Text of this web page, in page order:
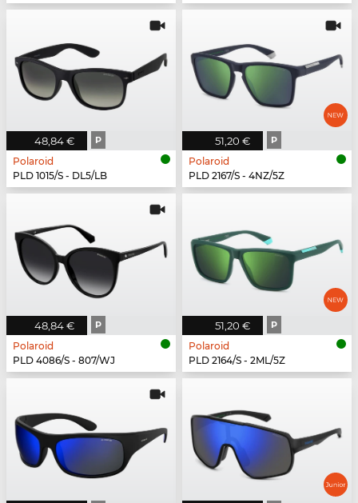
48,84 € P
Polaroid
PLD 1015/S - DL5/LB
51,20 € P
Polaroid
PLD 2167/S - 4NZ/5Z
48,84 € P
Polaroid
PLD 4086/S - 807/WJ
51,20 € P
Polaroid
PLD 2164/S - 2ML/5Z